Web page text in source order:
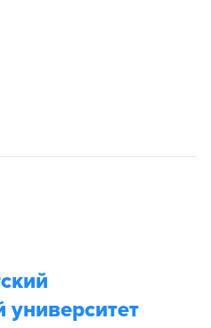
университет